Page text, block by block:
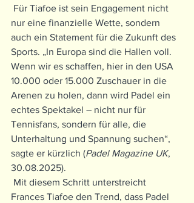
Für Tiafoe ist sein Engagement nicht
nur eine finanzielle Wette, sondern
auch ein Statement für die Zukunft des
Sports. „In Europa sind die Hallen voll.
Wenn wir es schaffen, hier in den USA
10.000 oder 15.000 Zuschauer in die
Arenen zu holen, dann wird Padel ein
echtes Spektakel – nicht nur für
Tennisfans, sondern für alle, die
Unterhaltung und Spannung suchen“,
sagte er kürzlich (Padel Magazine UK,
30.08.2025).
Mit diesem Schritt unterstreicht
Frances Tiafoe den Trend, dass Padel